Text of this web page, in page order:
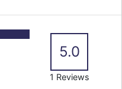
5.0
1 Reviews